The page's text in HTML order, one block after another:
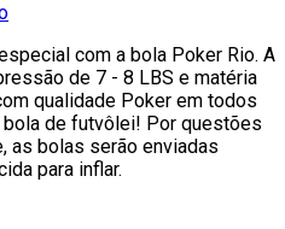
com a bola Poker Rio. A
de 7 - 8 LBS e matéria
qualidade Poker em todos
de futvôlei! Por questões
as bolas serão enviadas
para inflar.